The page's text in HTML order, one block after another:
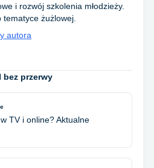
i rozwój szkolenia młodzieży.
żużlowej.
autora
bez przerwy
TV i online? Aktualne